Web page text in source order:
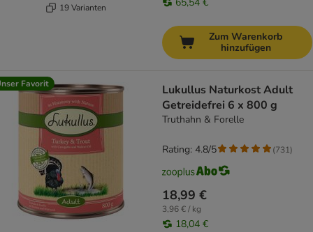
19 Varianten
Zum Warenkorb
hinzufügen
Favorit
Lukullus Naturkost Adult
Getreidefrei 6 x 800 g
Truthahn & Forelle
18,99 €
3,96 € / kg
18,04 €
Rating: 4.8/5 (731)